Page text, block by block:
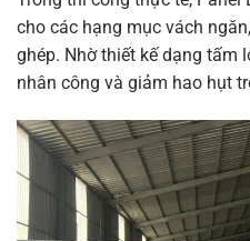
cho các hạng mục vách
ghép. Nhờ thiết kế dạng tấm
nhân công và giảm hao hụt